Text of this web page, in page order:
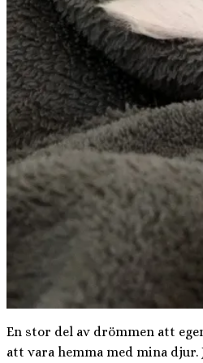
En stor del av drömmen att
att vara hemma med mina djur.